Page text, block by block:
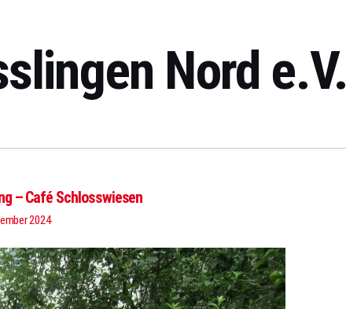
Nord e.V.
– Café Schlosswiesen
2024